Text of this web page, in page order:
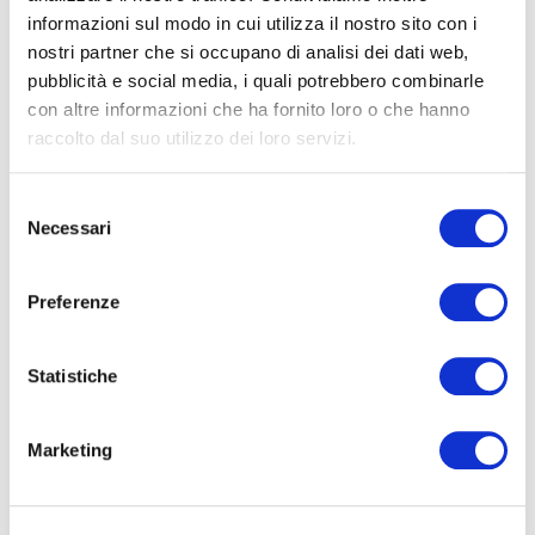
informazioni sul modo in cui utilizza il nostro sito con i
nostri partner che si occupano di analisi dei dati web,
pubblicità e social media, i quali potrebbero combinarle
con altre informazioni che ha fornito loro o che hanno
raccolto dal suo utilizzo dei loro servizi.
Necessari
Preferenze
Statistiche
Marketing
guano piccioni bonifiche da guano
Come eliminare gli
escrementi dei piccioni dai
propri balconi
pulire il guano?
pulire il guano dei piccioni
dal balcone?
dissuasore piccioni dissuasori